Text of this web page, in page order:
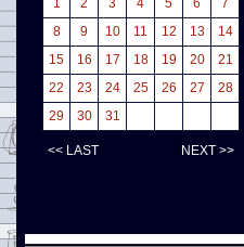
1
2 3 4 5 6
7
8
9 10 11 12 13
14
15
16 17 18 19 20
21
22
23 24 25 26 27
28
29
30 31
<< LAST NEXT >>